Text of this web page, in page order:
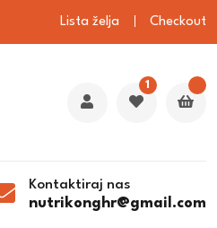
Lista želja Checkout
1
Kontaktiraj nas
nutrikonghr@gmail.com